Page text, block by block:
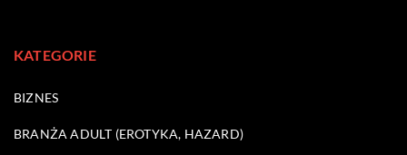
KATEGORIE
BIZNES
BRANŻA ADULT (EROTYKA, HAZARD)